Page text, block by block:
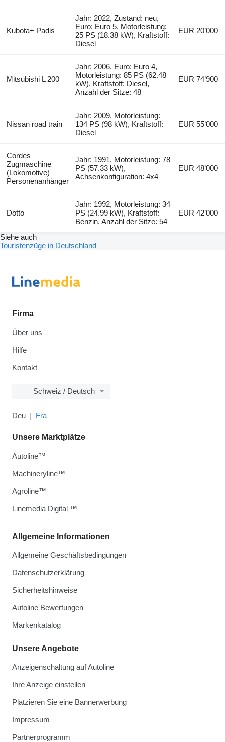
Kubota+ Padis
Jahr: 2022, Zustand: neu,
Euro: Euro 5, Motorleistung:
25 PS (18.38 kW), Kraftstoff:
Diesel
EUR 20’000
Mitsubishi L 200
Jahr: 2006, Euro: Euro 4,
Motorleistung: 85 PS (62.48
kW), Kraftstoff: Diesel,
Anzahl der Sitze: 48
EUR 74’900
Nissan road train
Jahr: 2009, Motorleistung:
134 PS (98 kW), Kraftstoff:
Diesel
EUR 55’000
Cordes
Zugmaschine
(Lokomotive)
Personenanhänger
Jahr: 1991, Motorleistung: 78
PS (57.33 kW),
Achsenkonfiguration: 4x4
EUR 48’000
Dotto
Jahr: 1992, Motorleistung: 34
PS (24.99 kW), Kraftstoff:
Benzin, Anzahl der Sitze: 54
EUR 42’000
Siehe auch
Touristenzüge in Deutschland
Firma
Über uns
Hilfe
Kontakt
Schweiz / Deutsch
Deu Fra
Allgemeine Informationen
Allgemeine Geschäftsbedingungen
Datenschutzerklärung
Sicherheitshinweise
Autoline Bewertungen
Markenkatalog
Unsere Angebote
Anzeigenschaltung auf Autoline
Ihre Anzeige einstellen
Platzieren Sie eine Bannerwerbung
Impressum
Partnerprogramm
Unsere Marktplätze
Autoline™
Machineryline™
Agroline™
Linemedia Digital ™